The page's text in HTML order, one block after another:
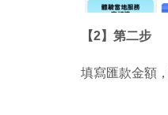
【2】第二步
填寫匯款金額